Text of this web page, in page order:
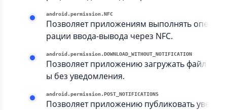
android.permission.NFC
Позволяет приложениям выполнять опе
рации ввода-вывода через NFC.
android.permission.DOWNLOAD_WITHOUT_NOTIFICATION
Позволяет приложению загружать файл
ы без уведомления.
android.permission.POST_NOTIFICATIONS
Позволяет приложению публиковать уве